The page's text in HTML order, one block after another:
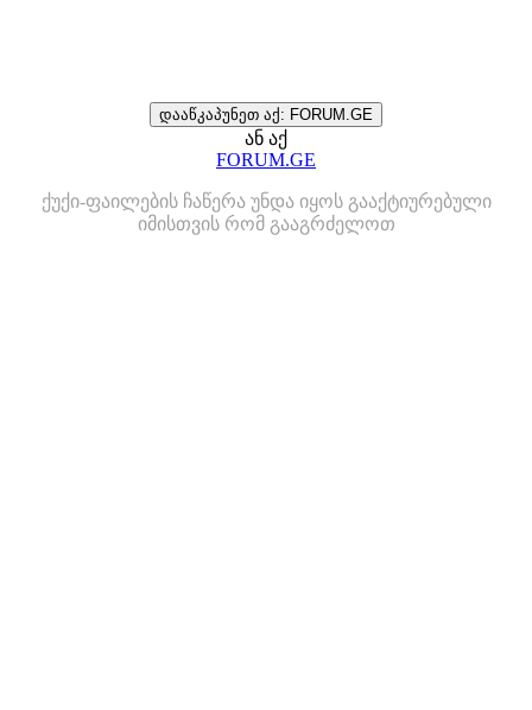
დააწკაპუნეთ აქ: FORUM.GE
ან აქ
FORUM.GE
ქუქი-ფაილების ჩაწერა უნდა იყოს გააქტიურებული
იმისთვის რომ გააგრძელოთ